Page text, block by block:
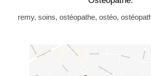
remy, soins, ostéopathe, ostéo,